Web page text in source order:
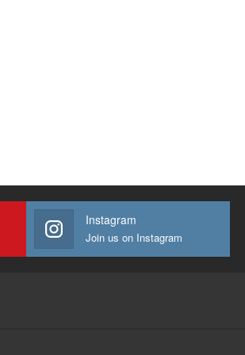
Instagram
Join us on Instagram